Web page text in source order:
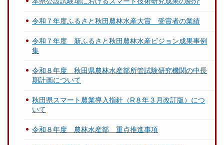
令和７年度ふるさと秋田農林水産大賞 受賞者の業績
令和７年度 新ふるさと秋田農林水産ビジョン成果事例
集
令和８年度 秋田県農林水産部所管試験研究機関の中長
期計画について
秋田県スマート農業導入指針（R８年３月改訂版）につ
いて
令和８年度 農林水産部 重点推進事項